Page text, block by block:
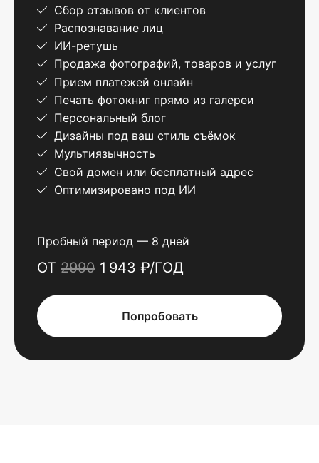
Сбор отзывов от клиентов
Распознавание лиц
ИИ-ретушь
Продажа фотографий, товаров и услуг
Прием платежей онлайн
Печать фотокниг прямо из галереи
Персональный блог
Дизайны под ваш стиль съёмок
Мультиязычность
Свой домен или бесплатный адрес
Оптимизировано под ИИ
Пробный период — 8 дней
ОТ 2990 1 943 ₽/ГОД
Попробовать